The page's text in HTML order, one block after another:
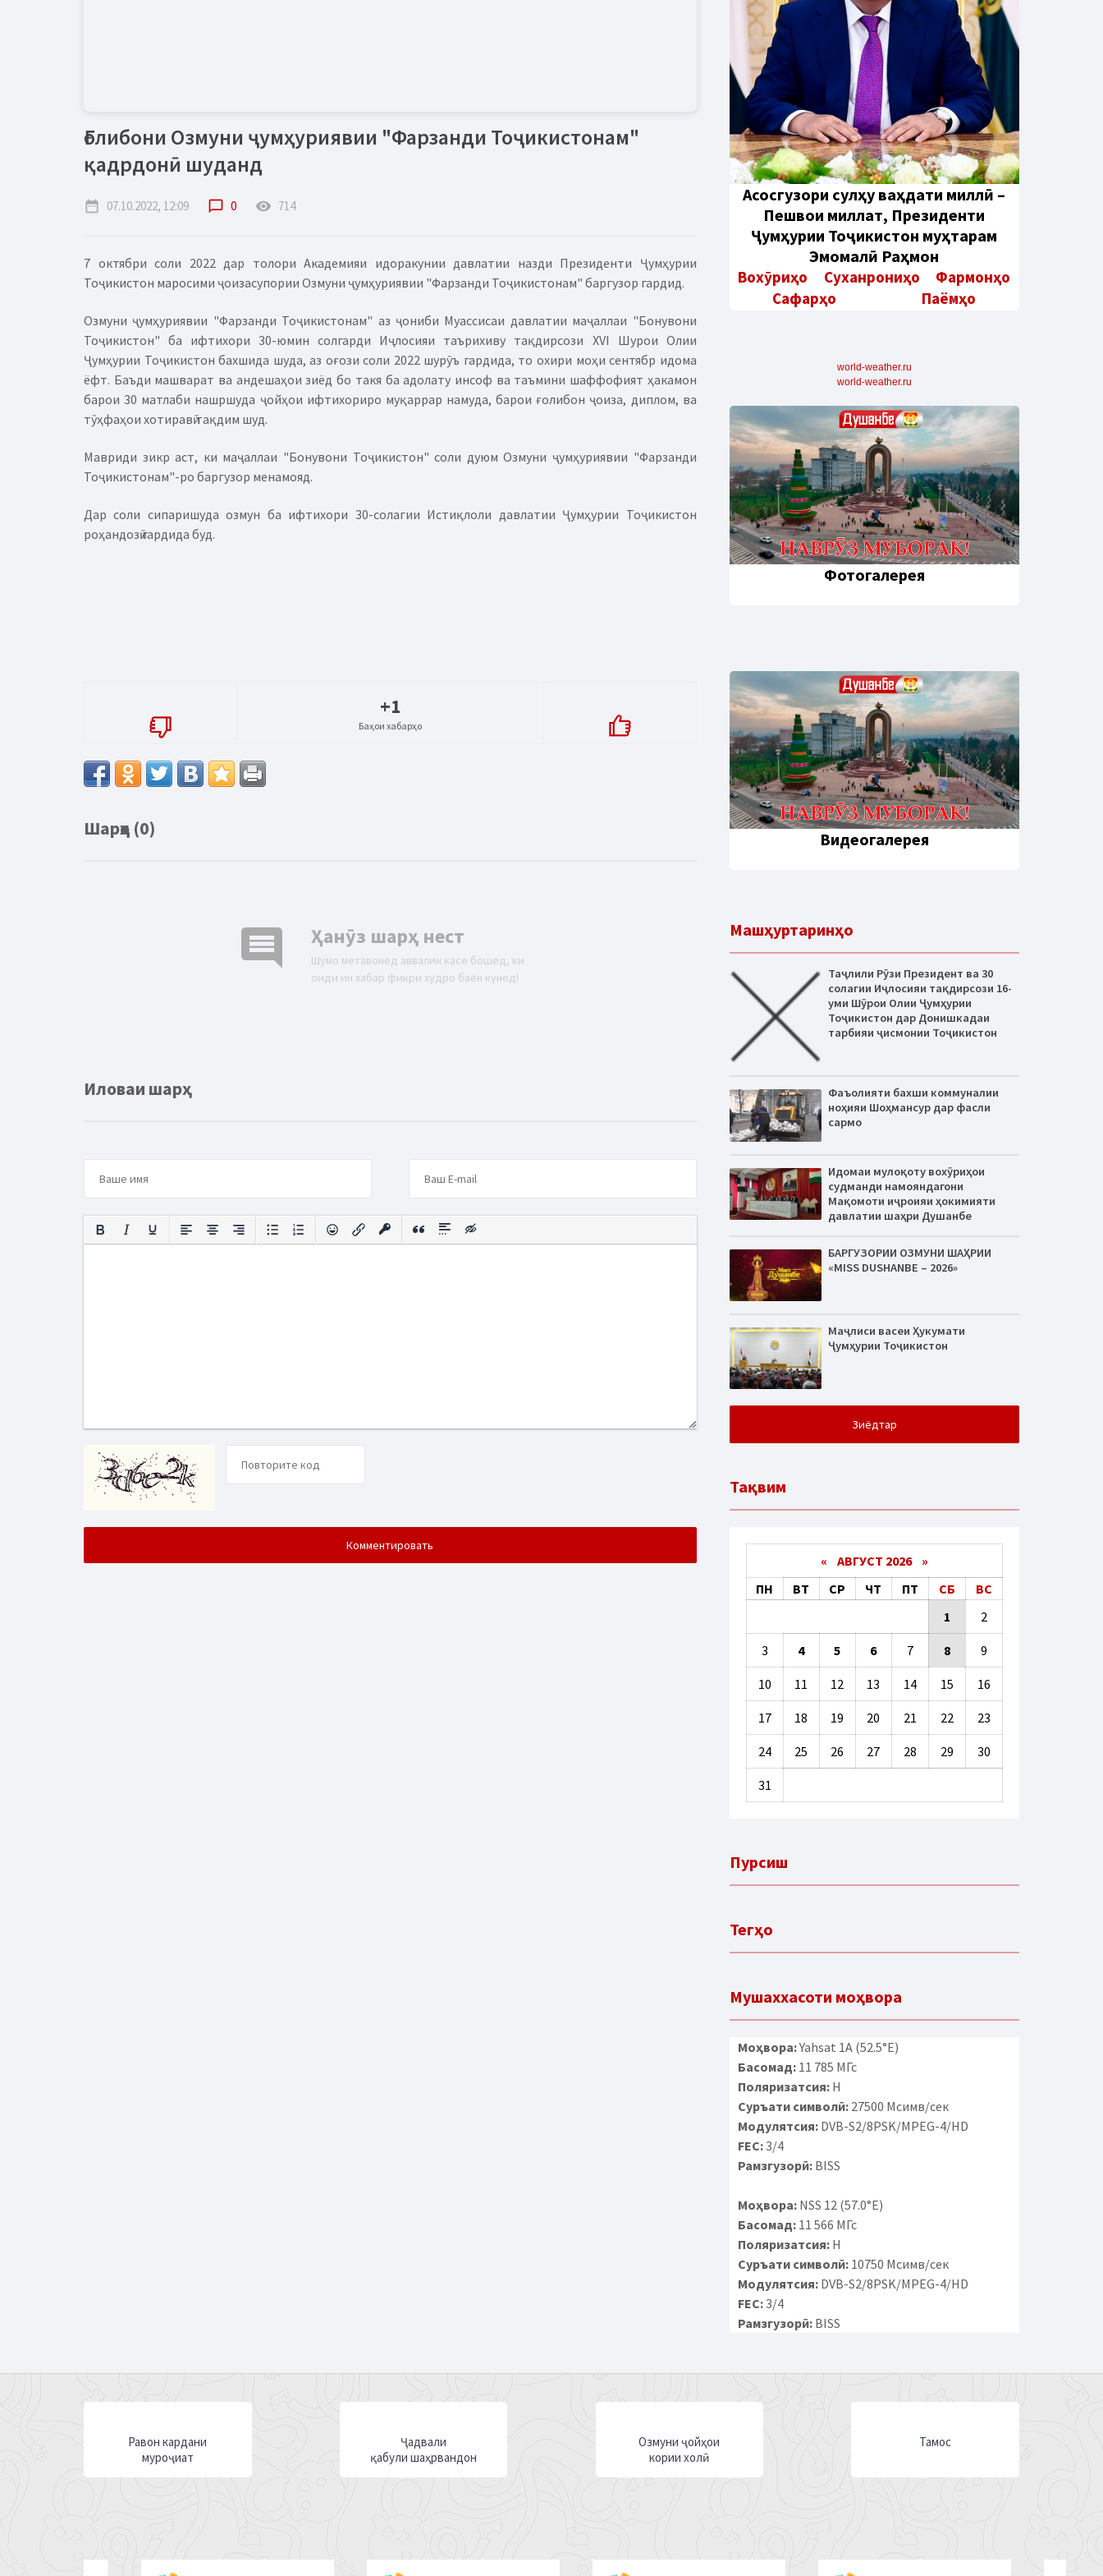
Ғолибони Озмуни ҷумҳуриявии "Фарзанди Тоҷикистонам"
қадрдонӣ шуданд
date_range 07.10.2022, 12:09 chat_bubble_outline 0 remove_red_eye 714
7 октябри соли 2022 дар толори Академияи идоракунии давлатии назди Президенти Ҷумҳурии
Тоҷикистон маросими ҷоизасупории Озмуни ҷумҳуриявии "Фарзанди Тоҷикистонам" баргузор гардид.
Озмуни ҷумҳуриявии "Фарзанди Тоҷикистонам" аз ҷониби Муассисаи давлатии маҷаллаи "Бонувони
Тоҷикистон" ба ифтихори 30-юмин солгарди Иҷлосияи таърихиву тақдирсози XVI Шурои Олии
Ҷумҳурии Тоҷикистон бахшида шуда, аз оғози соли 2022 шурӯъ гардида, то охири моҳи сентябр идома
ёфт. Баъди машварат ва андешаҳои зиёд бо такя ба адолату инсоф ва таъмини шаффофият ҳакамон
барои 30 матлаби нашршуда ҷойҳои ифтихориро муқаррар намуда, барои ғолибон ҷоиза, диплом, ва
тӯҳфаҳои хотиравӣ тақдим шуд.
Мавриди зикр аст, ки маҷаллаи "Бонувони Тоҷикистон" соли дуюм Озмуни ҷумҳуриявии "Фарзанди
Тоҷикистонам"-ро баргузор менамояд.
Дар соли сипаришуда озмун ба ифтихори 30-солагии Истиқлоли давлатии Ҷумҳурии Тоҷикистон
роҳандозӣ гардида буд.
+1
Баҳои хабарҳо
Шарҳҳо (0)
comment Ҳанӯз шарҳ нест
Шумо метавонед аввалин касе бошед, ки
оиди ин хабар фикри худро баён кунед!
Иловаи шарҳ
Aсосгузори сулҳу ваҳдати миллӣ –
Пешвои миллат, Президенти
Ҷумҳурии Тоҷикистон муҳтарам
Эмомалӣ Раҳмон
Вохӯриҳо Суханрониҳо
Фармонҳо
Сафарҳо
Паёмҳо
world-weather.ru
world-weather.ru
Фотогалерея
Видеогалерея
Машҳуртаринҳо
Таҷлили Рӯзи Президент ва 30
солагии Иҷлосияи тақдирсози 16-
уми Шӯрои Олии Ҷумҳурии
Тоҷикистон дар Донишкадаи
тарбияи ҷисмонии Тоҷикистон
Фаъолияти бахши коммуналии
ноҳияи Шоҳмансур дар фасли
сармо
Идомаи мулоқоту вохӯриҳои
судманди намояндагони
Мақомоти иҷроияи ҳокимияти
давлатии шаҳри Душанбе
БАРГУЗОРИИ ОЗМУНИ ШАҲРИИ
«MISS DUSHANBE – 2026»
Маҷлиси васеи Ҳукумати
Ҷумҳурии Тоҷикистон
Зиёдтар
Тақвим
« АВГУСТ 2026 »
ПН
ВТ СР ЧТ ПТ СБ
ВС
1
2
3 4 5 6 7 8 9
10 11 12 13 14 15 16
17 18 19 20 21 22 23
24 25 26 27 28 29 30
31
Пурсиш
Тегҳо
Мушаххасоти моҳвора
Моҳвора:Yahsat 1A (52.5°E)
Басомад:11 785 МГс
Поляризатсия:H
Суръати символӣ:27500 Мсимв/сек
Модулятсия:DVB-S2/8PSK/MPEG-4/HD
FEC:3/4
Рамзгузорӣ:BISS
Моҳвора:NSS 12 (57.0°E)
Басомад:11 566 МГс
Поляризатсия:H
Суръати символӣ:10750 Мсимв/сек
Модулятсия:DVB-S2/8PSK/MPEG-4/HD
FEC:3/4
Рамзгузорӣ:BISS
Равон кардани
муроҷиат
Ҷадвали
қабули шаҳрвандон
Озмуни ҷойҳои
кории холӣ
Тамос